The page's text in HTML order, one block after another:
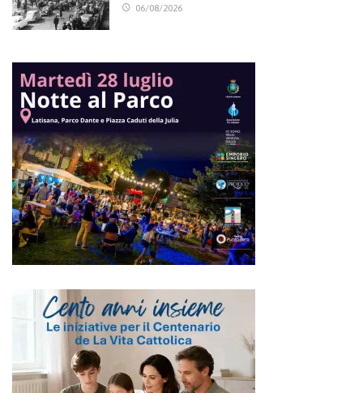
06/08/2026